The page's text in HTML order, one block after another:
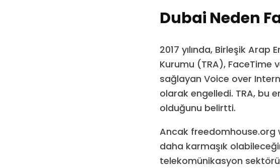
Dubai Neden
2017 yılında, Birleşik
Kurumu (TRA), FaceTime
sağlayan Voice over
olarak engelledi. TRA, bu
olduğunu belirtti.
Ancak freedomhouse.org
daha karmaşık
telekomünikasyon